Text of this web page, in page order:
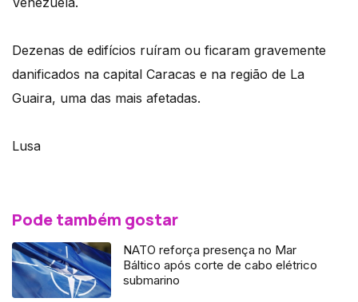
Dezenas de edifícios ruíram ou ficaram gravemente
danificados na capital Caracas e na região de La
Guaira, uma das mais afetadas.
Lusa
Pode também gostar
NATO reforça presença no Mar
Báltico após corte de cabo elétrico
submarino